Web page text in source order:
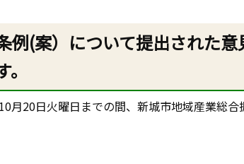
例(案）について提出された
月20日火曜日までの間、新城市地域産業総